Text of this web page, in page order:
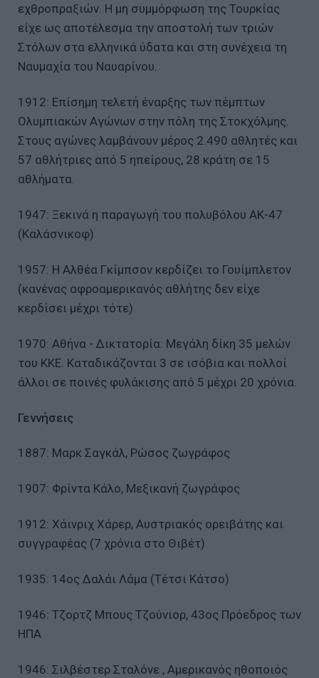
εχθροπραξιών. Η μη συμμόρφωση της Τουρκίας
είχε ως αποτέλεσμα την αποστολή των τριών
Στόλων στα ελληνικά ύδατα και στη συνέχεια τη
Ναυμαχία του Ναυαρίνου.
1912: Επίσημη τελετή έναρξης των πέμπτων
Ολυμπιακών Αγώνων στην πόλη της Στοκχόλμης.
Στους αγώνες λαμβάνουν μέρος 2.490 αθλητές και
57 αθλήτριες από 5 ηπείρους, 28 κράτη σε 15
αθλήματα.
1947: Ξεκινά η παραγωγή του πολυβόλου ΑΚ-47
(Καλάσνικοφ)
1957: Η Αλθέα Γκίμπσον κερδίζει το Γουίμπλετον
(κανένας αφροαμερικανός αθλήτης δεν είχε
κερδίσει μέχρι τότε)
1970: Αθήνα - Δικτατορία: Μεγάλη δίκη 35 μελών
του ΚΚΕ. Καταδικάζονται 3 σε ισόβια και πολλοί
άλλοι σε ποινές φυλάκισης από 5 μέχρι 20 χρόνια.
Γεννήσεις
1887: Μαρκ Σαγκάλ, Ρώσος ζωγράφος
1907: Φρίντα Κάλο, Μεξικανή ζωγράφος
1912: Χάινριχ Χάρερ, Αυστριακός ορειβάτης και
συγγραφέας (7 χρόνια στο Θιβέτ)
1935: 14ος Δαλάι Λάμα (Τέτσι Κάτσο)
1946: Τζορτζ Μπους Τζούνιορ, 43ος Πρόεδρος των
ΗΠΑ
1946: Σιλβέστερ Σταλόνε , Αμερικανός ηθοποιός